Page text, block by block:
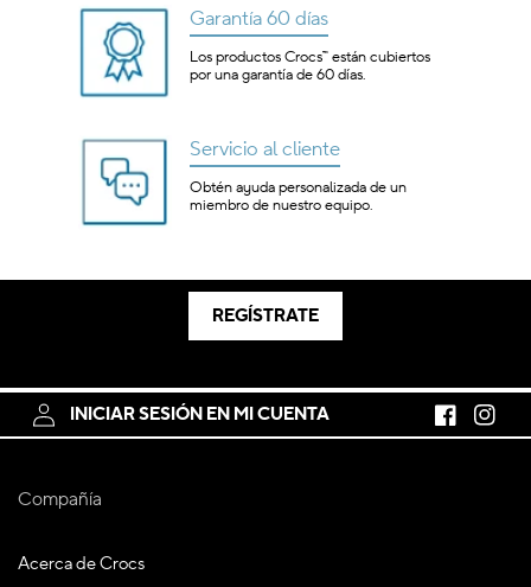
Garantía 60 días
Los productos Crocs™ están cubiertos
por una garantía de 60 días.
Servicio al cliente
Obtén ayuda personalizada de un
miembro de nuestro equipo.
REGÍSTRATE
INICIAR SESIÓN EN MI CUENTA Facebook
Compañía
Acerca de Crocs